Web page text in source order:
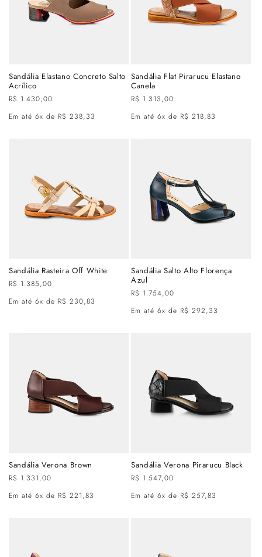
Sandália Elastano Concreto Salto
Acrílico
Preço
R$ 1.430,00
Em até 6x de R$ 238,33
Sandália Flat Pirarucu Elastano
Canela
Preço
R$ 1.313,00
Em até 6x de R$ 218,83
Sandália Rasteira Off White
Preço
R$ 1.385,00
Em até 6x de R$ 230,83
Sandália Salto Alto Florença
Azul
Preço
R$ 1.754,00
Em até 6x de R$ 292,33
Sandália Verona Brown
Preço
R$ 1.331,00
Em até 6x de R$ 221,83
Sandália Verona Pirarucu Black
Preço
R$ 1.547,00
Em até 6x de R$ 257,83